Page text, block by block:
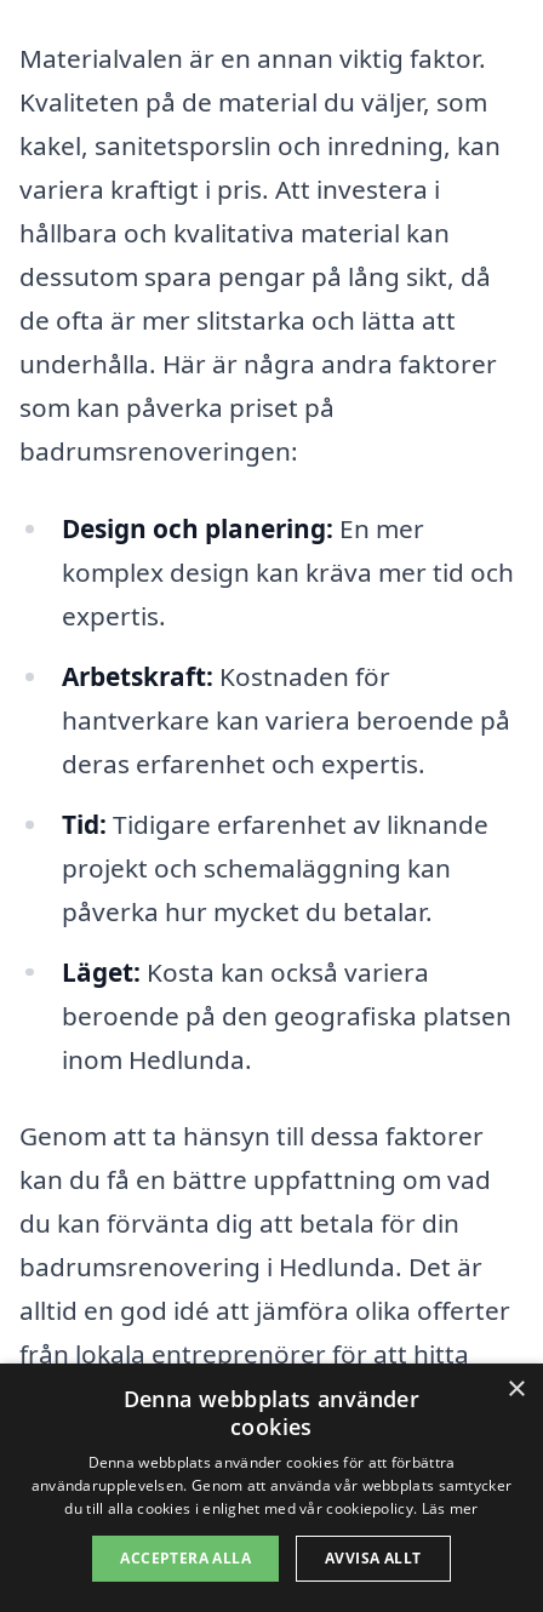
Materialvalen är en annan viktig faktor.
Kvaliteten på de material du väljer, som
kakel, sanitetsporslin och inredning, kan
variera kraftigt i pris. Att investera i
hållbara och kvalitativa material kan
dessutom spara pengar på lång sikt, då
de ofta är mer slitstarka och lätta att
underhålla. Här är några andra faktorer
som kan påverka priset på
badrumsrenoveringen:
Design och planering: En mer
komplex design kan kräva mer tid och
expertis.
Arbetskraft: Kostnaden för
hantverkare kan variera beroende på
deras erfarenhet och expertis.
Tid: Tidigare erfarenhet av liknande
projekt och schemaläggning kan
påverka hur mycket du betalar.
Läget: Kosta kan också variera
beroende på den geografiska platsen
inom Hedlunda.
Genom att ta hänsyn till dessa faktorer
kan du få en bättre uppfattning om vad
du kan förvänta dig att betala för din
badrumsrenovering i Hedlunda. Det är
alltid en god idé att jämföra olika offerter
från lokala entreprenörer för att hitta
bästa möjliga pris och kvalitet. Besök
gärna vår plattform badrumsrenovering-
pris.se för att få hjälp med att hitta
pålitliga fackmän och att samla in flera
offerter. Detta gör det enklare för dig att
×
Denna webbplats använder
cookies
Denna webbplats använder cookies för att förbättra
användarupplevelsen. Genom att använda vår webbplats samtycker
du till alla cookies i enlighet med vår cookiepolicy. Läs mer
ACCEPTERA ALLA AVVISA ALLT